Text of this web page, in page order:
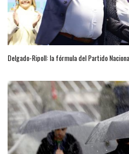
Delgado-Ripoll: la fórmula del Partido